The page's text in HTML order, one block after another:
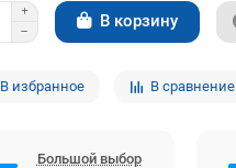
В корзину
В избранное В сравнение
Большой выбор